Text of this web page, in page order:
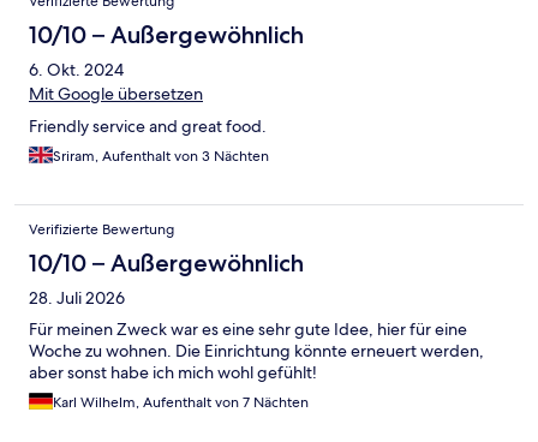
10/10 – Außergewöhnlich
6. Okt. 2024
Mit Google übersetzen
Friendly service and great food.
Sriram, Aufenthalt von 3 Nächten
Verifizierte Bewertung
10/10 – Außergewöhnlich
28. Juli 2026
Für meinen Zweck war es eine sehr gute Idee, hier für eine
Woche zu wohnen. Die Einrichtung könnte erneuert werden,
aber sonst habe ich mich wohl gefühlt!
Karl Wilhelm, Aufenthalt von 7 Nächten